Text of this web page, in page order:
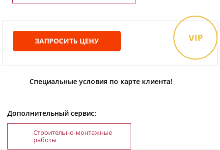
VIP
ЗАПРОСИТЬ ЦЕНУ
Специальные условия по карте клиента!
Дополнительный сервис:
Строительно-монтажные
работы